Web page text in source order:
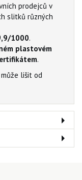
prodejců v
slitků různých
1000.
plastovém
.
lišit od